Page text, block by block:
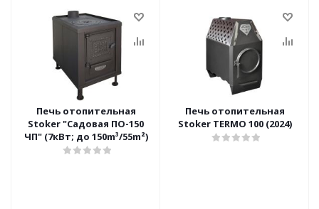
Печь отопительная
Stoker "Садовая ПО-150
ЧП" (7кВт; до 150m³/55m²)
Печь отопительная
Stoker TERMO 100 (2024)